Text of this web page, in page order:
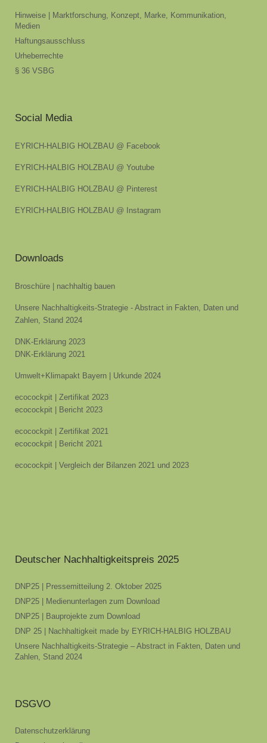
Hinweise | Marktforschung, Konzept, Marke, Kommunikation,
Medien
Haftungsausschluss
Urheberrechte
§ 36 VSBG
Social Media
EYRICH-HALBIG HOLZBAU @ Facebook
EYRICH-HALBIG HOLZBAU @ Youtube
EYRICH-HALBIG HOLZBAU @ Pinterest
EYRICH-HALBIG HOLZBAU @ Instagram
Downloads
Broschüre | nachhaltig bauen
Unsere Nachhaltigkeits-Strategie - Abstract in Fakten, Daten und
Zahlen, Stand 2024
DNK-Erklärung 2023
DNK-Erklärung 2021
Umwelt+Klimapakt Bayern | Urkunde 2024
ecocockpit | Zertifikat 2023
ecocockpit | Bericht 2023
ecocockpit | Zertifikat 2021
ecocockpit | Bericht 2021
ecocockpit | Vergleich der Bilanzen 2021 und 2023
Deutscher Nachhaltigkeitspreis 2025
DNP25 | Pressemitteilung 2. Oktober 2025
DNP25 | Medienunterlagen zum Download
DNP25 | Bauprojekte zum Download
DNP 25 | Nachhaltigkeit made by EYRICH-HALBIG HOLZBAU
Unsere Nachhaltigkeits-Strategie – Abstract in Fakten, Daten und
Zahlen, Stand 2024
DSGVO
Datenschutzerklärung